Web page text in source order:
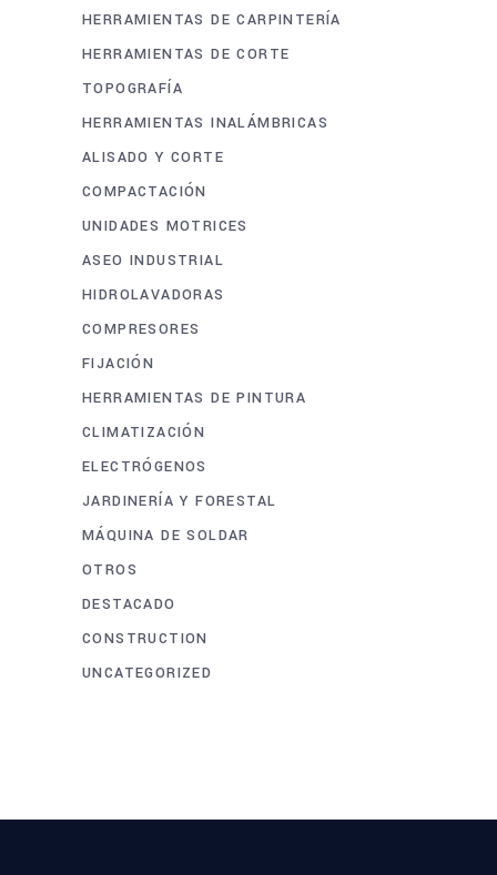
HERRAMIENTAS DE CARPINTERÍA
HERRAMIENTAS DE CORTE
TOPOGRAFÍA
HERRAMIENTAS INALÁMBRICAS
ALISADO Y CORTE
COMPACTACIÓN
UNIDADES MOTRICES
ASEO INDUSTRIAL
HIDROLAVADORAS
COMPRESORES
FIJACIÓN
HERRAMIENTAS DE PINTURA
CLIMATIZACIÓN
ELECTRÓGENOS
JARDINERÍA Y FORESTAL
MÁQUINA DE SOLDAR
OTROS
DESTACADO
CONSTRUCTION
UNCATEGORIZED